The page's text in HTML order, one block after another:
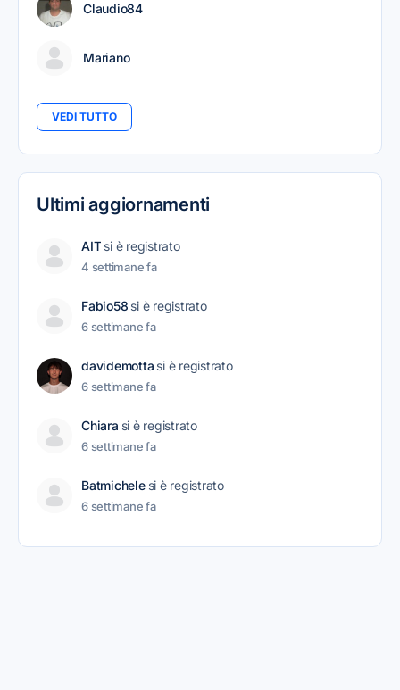
Claudio84
Mariano
VEDI TUTTO
Ultimi aggiornamenti
AIT si è registrato
4 settimane fa
Fabio58 si è registrato
6 settimane fa
davidemotta si è registrato
6 settimane fa
Chiara si è registrato
6 settimane fa
Batmichele si è registrato
6 settimane fa